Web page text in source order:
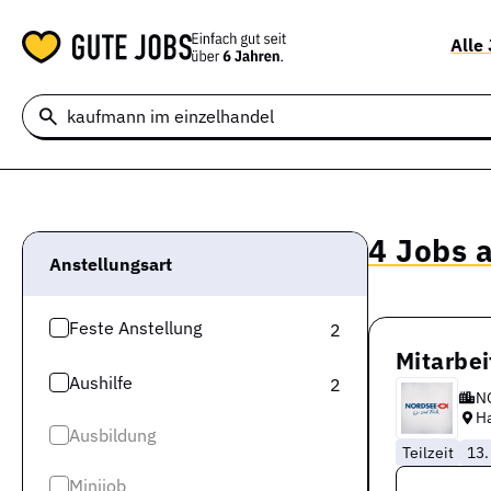
Alle
Anstellungsart
Feste Anstellung 2
Aushilfe 2
Ausbildung
Minijob
4 Jobs
Teilzeit